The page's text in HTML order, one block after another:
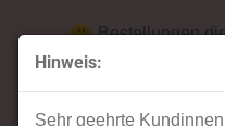
Hinweis:
Sehr geehrte
Bestellungen
Betriebsferien (31. Juli